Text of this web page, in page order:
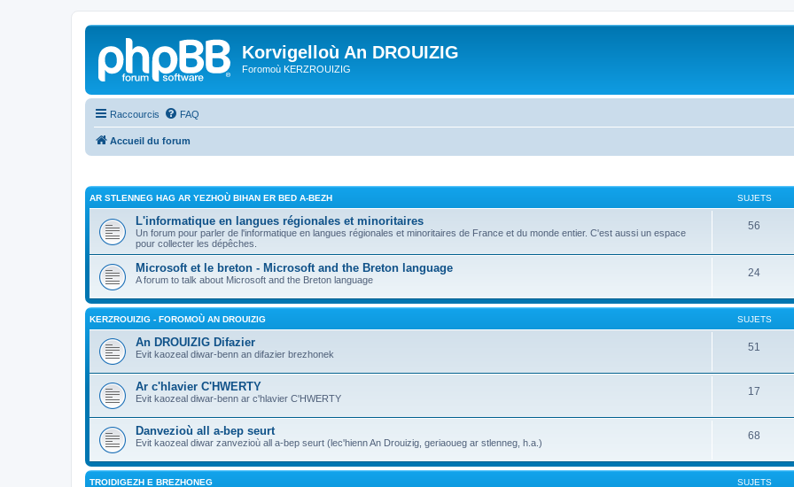
Korvigelloù An DROUIZIG
Foromoù KERZROUIZIG
Raccourcis FAQ
Accueil du forum
AR STLENNEG HAG AR YEZHOÙ BIHAN ER BED A-BEZH SUJETS
L'informatique en langues régionales et minoritaires
Un forum pour parler de l'informatique en langues régionales et minoritaires de France et du monde entier. C'est aussi un espace
pour collecter les dépêches.
56
Microsoft et le breton - Microsoft and the Breton language
A forum to talk about Microsoft and the Breton language
24
KERZROUIZIG - FOROMOÙ AN DROUIZIG SUJETS
An DROUIZIG Difazier
Evit kaozeal diwar-benn an difazier brezhonek
51
Ar c'hlavier C'HWERTY
Evit kaozeal diwar-benn ar c'hlavier C'HWERTY
17
Danvezioù all a-bep seurt
Evit kaozeal diwar zanvezioù all a-bep seurt (lec'hienn An Drouizig, geriaoueg ar stlenneg, h.a.)
68
TROIDIGEZH E BREZHONEG SUJETS